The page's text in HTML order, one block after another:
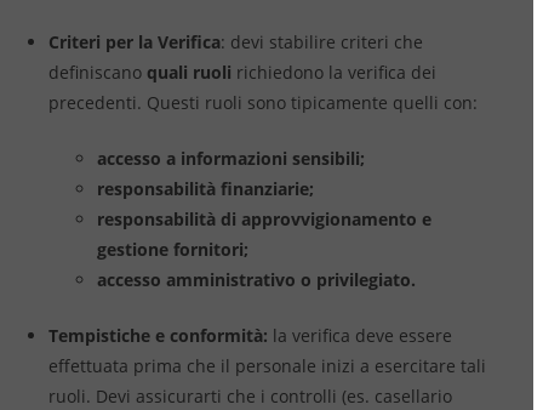
Criteri per la Verifica: devi stabilire criteri che
definiscano quali ruoli richiedono la verifica dei
precedenti. Questi ruoli sono tipicamente quelli con:
accesso a informazioni sensibili;
responsabilità finanziarie;
responsabilità di approvvigionamento e
gestione fornitori;
accesso amministrativo o privilegiato.
Tempistiche e conformità: la verifica deve essere
effettuata prima che il personale inizi a esercitare tali
ruoli. Devi assicurarti che i controlli (es. casellario